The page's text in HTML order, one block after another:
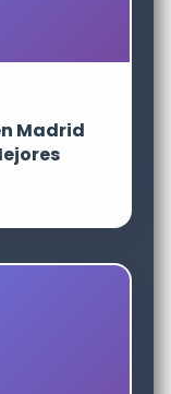
Madrid